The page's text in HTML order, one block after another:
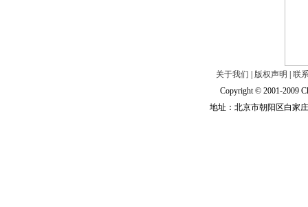
关于我们 版权声明
联
Copyright © 2001-2009
地址：北京市朝阳区白家